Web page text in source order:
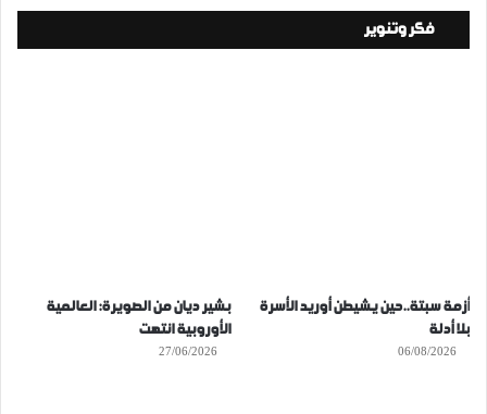
فكر وتنوير
أزمة سبتة..حين يشيطن أوريد الأسرة
بلا أدلة
06/08/2026
بشير ديان من الصويرة: العالمية
الأوروبية انتهت
27/06/2026